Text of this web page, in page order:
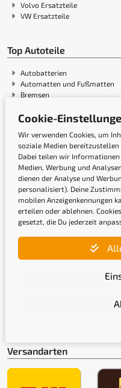
Volvo Ersatzteile
VW Ersatzteile
Top Autoteile
Autobatterien
Automatten und Fußmatten
Bremsen
Filter
Marderschutz
Ölwechsel-Sets
Riemenantrieb
Scheibenwischer
Scheinwerfer
Sensorik
Zündanlage
Zahlungsarten
Versandarten
Cookie-
Wir verwenden Cookies, um
soziale Medien
Dabei teilen wir
Medien, Werbung und
dienen der Analyse und
personalisiert). Deine
mobilen Anzeigenkennungen
erteilen oder ablehnen.
gesetzt, die Du jederzeit